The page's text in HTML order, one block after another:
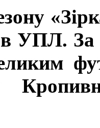
УПЛ. За